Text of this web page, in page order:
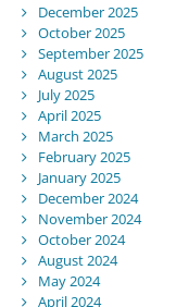
December 2025
October 2025
September 2025
August 2025
July 2025
April 2025
March 2025
February 2025
January 2025
December 2024
November 2024
October 2024
August 2024
May 2024
April 2024